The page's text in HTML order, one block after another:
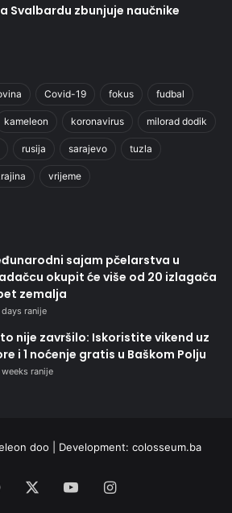
Svalbardu zbunjuje naučnike
Covid-19 fokus fudbal
kameleon koronavirus milorad dodik
rusija sarajevo tuzla
vrijeme
sajam pčelarstva u
okupit će više od 20 izlagača
zemalja
days ranije
nije završilo: Iskoristite vikend uz
i 1 noćenje gratis u Baškom Polju
weeks ranije
doo | Development: colosseum.ba
Facebook YouTubeInstagram